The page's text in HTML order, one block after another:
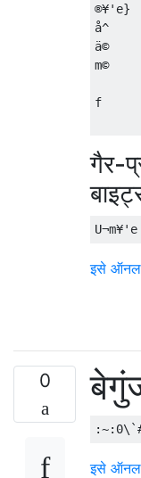
®¥'e}
å^
ä©
m©
f
गैर-
इसे
0
इसे